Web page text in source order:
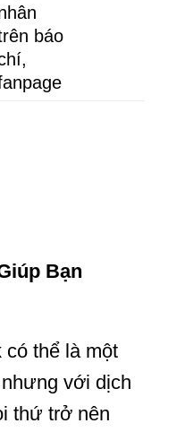
báo
Bạn
có thể là một
với dịch
thứ trở nên